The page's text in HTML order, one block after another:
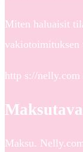
Miten haluaisit
http s://nelly.com
Maksu.